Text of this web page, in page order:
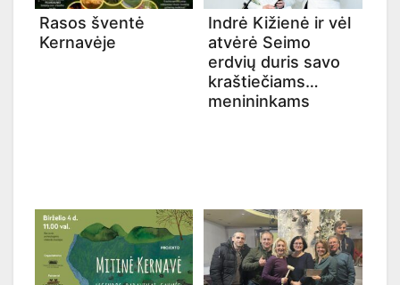
Rasos šventė
Kernavėje
Indrė Kižienė ir vėl
atvėrė Seimo
erdvių duris savo
kraštiečiams
menininkams